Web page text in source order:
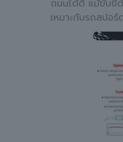
ถนนได้ดี แม้ขับขี่ด้
เหมาะกับรถสปอ